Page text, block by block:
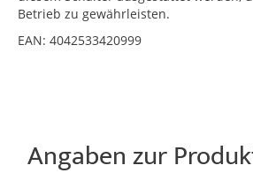
Betrieb zu gewährleisten.
EAN: 4042533420999
Angaben zur